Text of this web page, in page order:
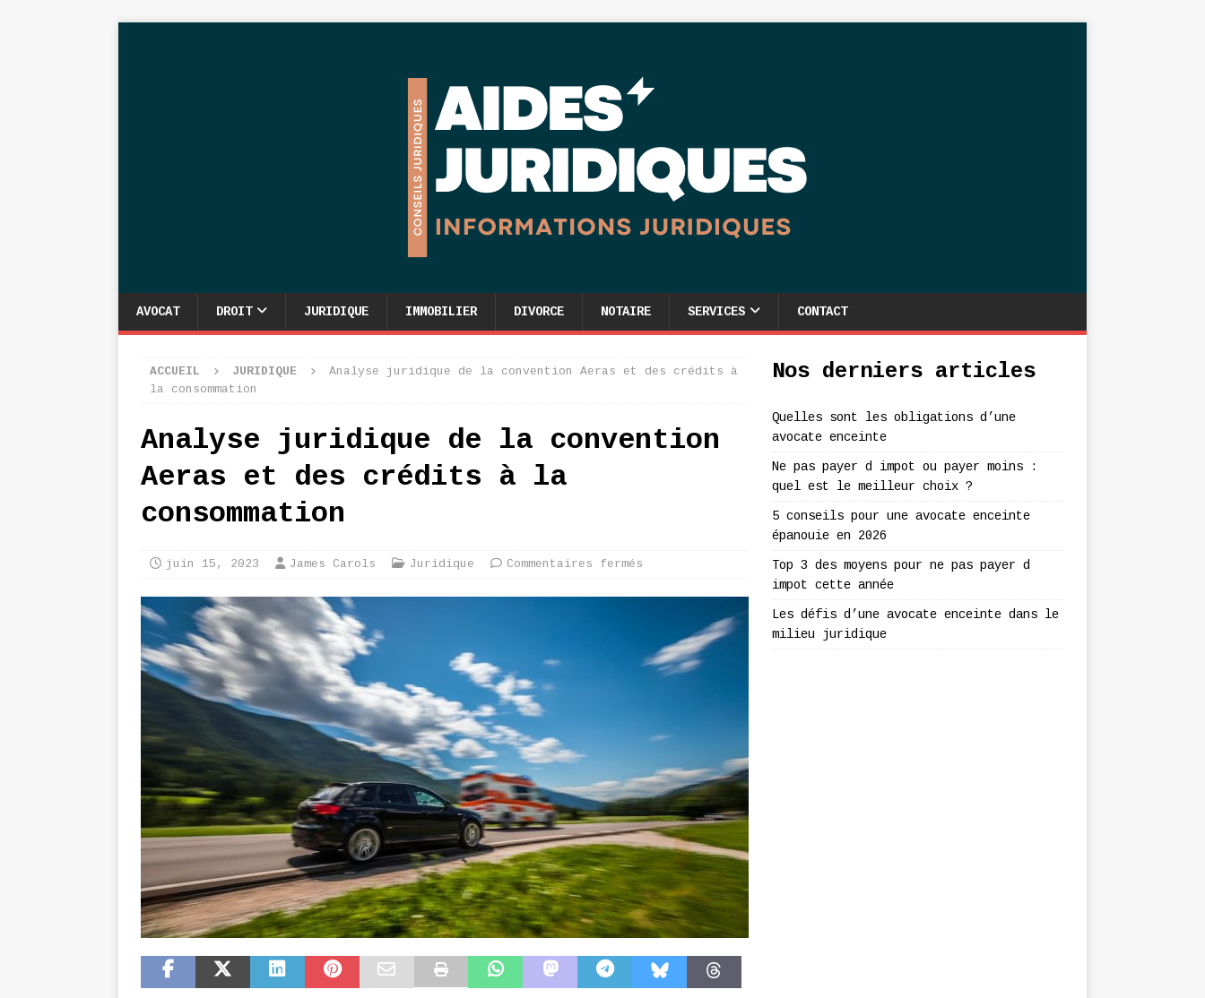
AVOCAT DROIT JURIDIQUE IMMOBILIER DIVORCE NOTAIRE SERVICES CONTACT
ACCUEIL JURIDIQUE
Analyse juridique de la convention Aeras et des crédits à
la consommation
Analyse juridique de la convention
Aeras et des crédits à la
consommation
juin 15, 2023 James Carols Juridique Commentaires fermés
Nos derniers articles
Quelles sont les obligations d’une
avocate enceinte
Ne pas payer d impot ou payer moins :
quel est le meilleur choix ?
5 conseils pour une avocate enceinte
épanouie en 2026
Top 3 des moyens pour ne pas payer d
impot cette année
Les défis d’une avocate enceinte dans le
milieu juridique